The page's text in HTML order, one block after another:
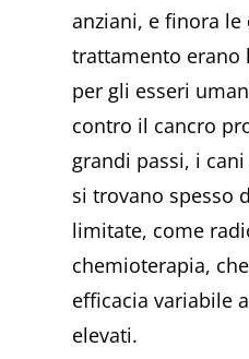
anziani, e finora le
trattamento erano
per gli esseri
contro il cancro
grandi passi, i
si trovano spesso
limitate, come
chemioterapia,
efficacia variabile
elevati.